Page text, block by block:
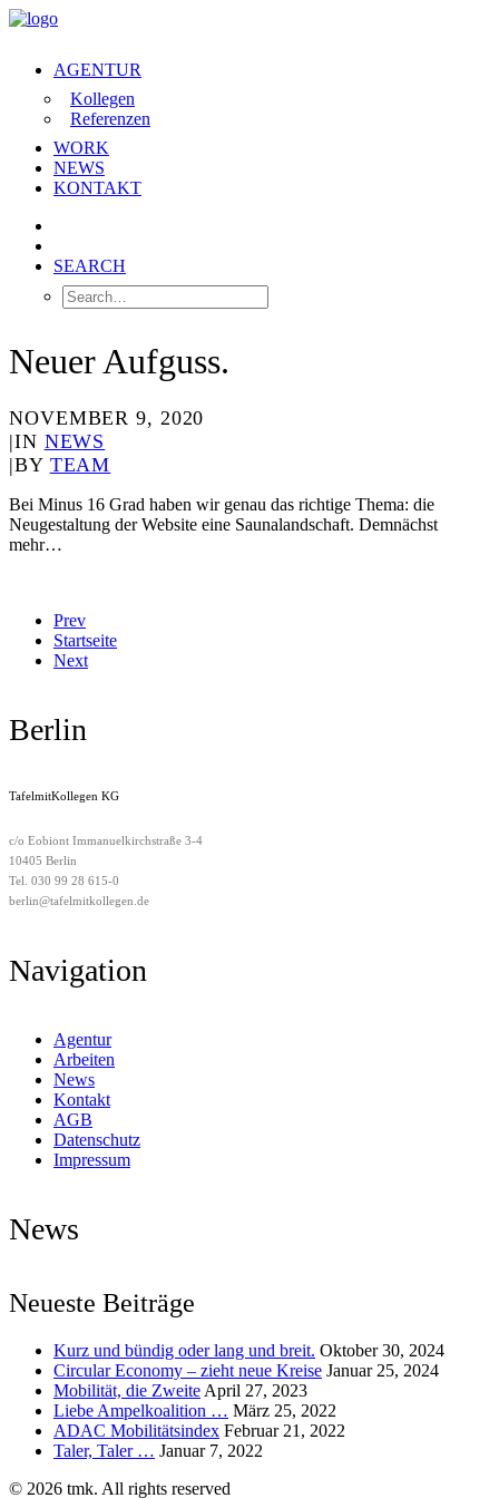
AGENTUR
Kollegen
Referenzen
WORK
NEWS
KONTAKT
SEARCH
Neuer Aufguss.
NOVEMBER 9, 2020
|IN NEWS
|BY TEAM
Bei Minus 16 Grad haben wir genau das richtige Thema: die
Neugestaltung der Website eine Saunalandschaft. Demnächst
mehr…
Prev
Startseite
Next
Berlin
TafelmitKollegen KG
c/o Eobiont Immanuelkirchstraße 3-4
10405 Berlin
Tel. 030 99 28 615-0
berlin@tafelmitkollegen.de
Navigation
Agentur
Arbeiten
News
Kontakt
AGB
Datenschutz
Impressum
News
Neueste Beiträge
Kurz und bündig oder lang und breit. Oktober 30, 2024
Circular Economy – zieht neue Kreise Januar 25, 2024
Mobilität, die Zweite April 27, 2023
Liebe Ampelkoalition … März 25, 2022
ADAC Mobilitätsindex Februar 21, 2022
Taler, Taler … Januar 7, 2022
© 2026 tmk. All rights reserved